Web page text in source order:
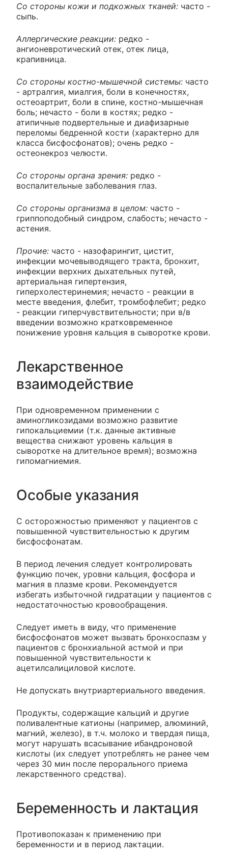
Со стороны кожи и подкожных тканей: часто -
сыпь.
Аллергические реакции: редко -
ангионевротический отек, отек лица,
крапивница.
Со стороны костно-мышечной системы: часто
- артралгия, миалгия, боли в конечностях,
остеоартрит, боли в спине, костно-мышечная
боль; нечасто - боли в костях; редко -
атипичные подвертельные и диафизарные
переломы бедренной кости (характерно для
класса бисфосфонатов); очень редко -
остеонекроз челюсти.
Со стороны органа зрения: редко -
воспалительные заболевания глаз.
Со стороны организма в целом: часто -
гриппоподобный синдром, слабость; нечасто -
астения.
Прочие: часто - назофарингит, цистит,
инфекции мочевыводящего тракта, бронхит,
инфекции верхних дыхательных путей,
артериальная гипертензия,
гиперхолестеринемия; нечасто - реакции в
месте введения, флебит, тромбофлебит; редко
- реакции гиперчувствительности; при в/в
введении возможно кратковременное
понижение уровня кальция в сыворотке крови.
Лекарственное
взаимодействие
При одновременном применении с
аминогликозидами возможно развитие
гипокальциемии (т.к. данные активные
вещества снижают уровень кальция в
сыворотке на длительное время); возможна
гипомагниемия.
Особые указания
С осторожностью применяют у пациентов с
повышенной чувствительностью к другим
бисфосфонатам.
В период лечения следует контролировать
функцию почек, уровни кальция, фосфора и
магния в плазме крови. Рекомендуется
избегать избыточной гидратации у пациентов с
недостаточностью кровообращения.
Следует иметь в виду, что применение
бисфосфонатов может вызвать бронхоспазм у
пациентов с бронхиальной астмой и при
повышенной чувствительности к
ацетилсалициловой кислоте.
Не допускать внутриартериального введения.
Продукты, содержащие кальций и другие
поливалентные катионы (например, алюминий,
магний, железо), в т.ч. молоко и твердая пища,
могут нарушать всасывание ибандроновой
кислоты (их следует употреблять не ранее чем
через 30 мин после перорального приема
лекарственного средства).
Беременность и лактация
Противопоказан к применению при
беременности и в период лактации.